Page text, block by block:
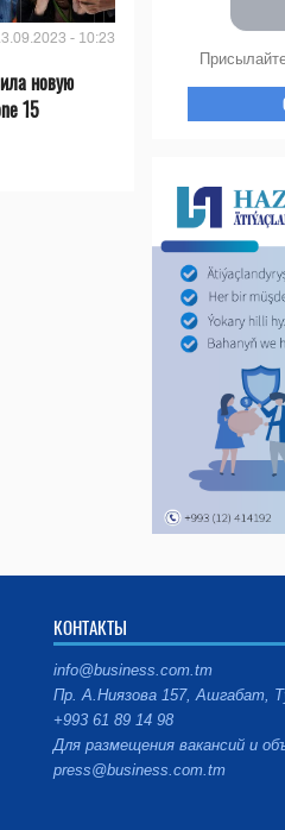
- 10:23
новую
15
КОНТАКТЫ
info@business.com.tm
Пр. А.Ниязова 157, Ашгабат,
+993 61 89 14 98
Для размещения вакансий и
press@business.com.tm